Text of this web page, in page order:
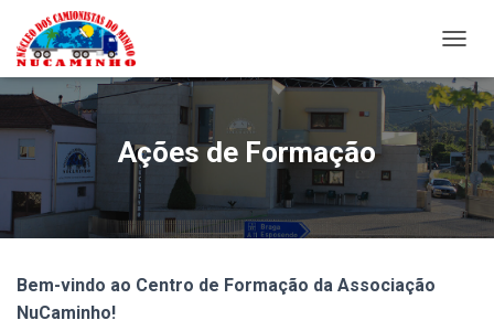
L
T
E
R
N
A
R
Ações de Formação
Bem-vindo ao Centro de Formação da Associação
NuCaminho!